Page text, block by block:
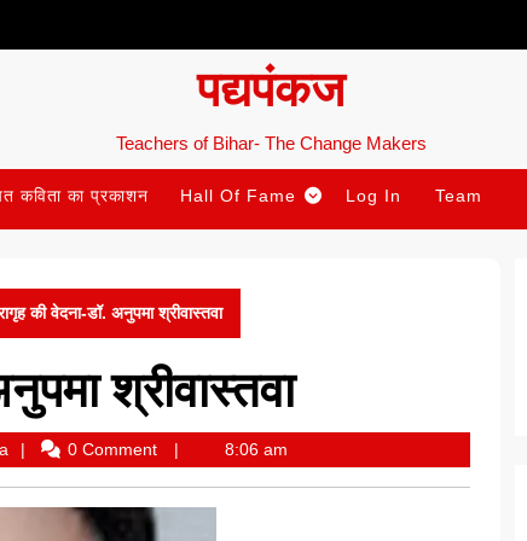
पद्यपंकज
Teachers of Bihar- The Change Makers
कविता का प्रकाशन Hall Of Fame Log In Team
की वेदना-डॉ. अनुपमा श्रीवास्तवा
श्रीवास्तवा
Anupama
Srivastava
0 Comment 8:06 am